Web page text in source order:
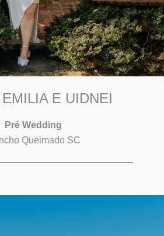
E UIDNEI
Pré Wedding
Queimado SC